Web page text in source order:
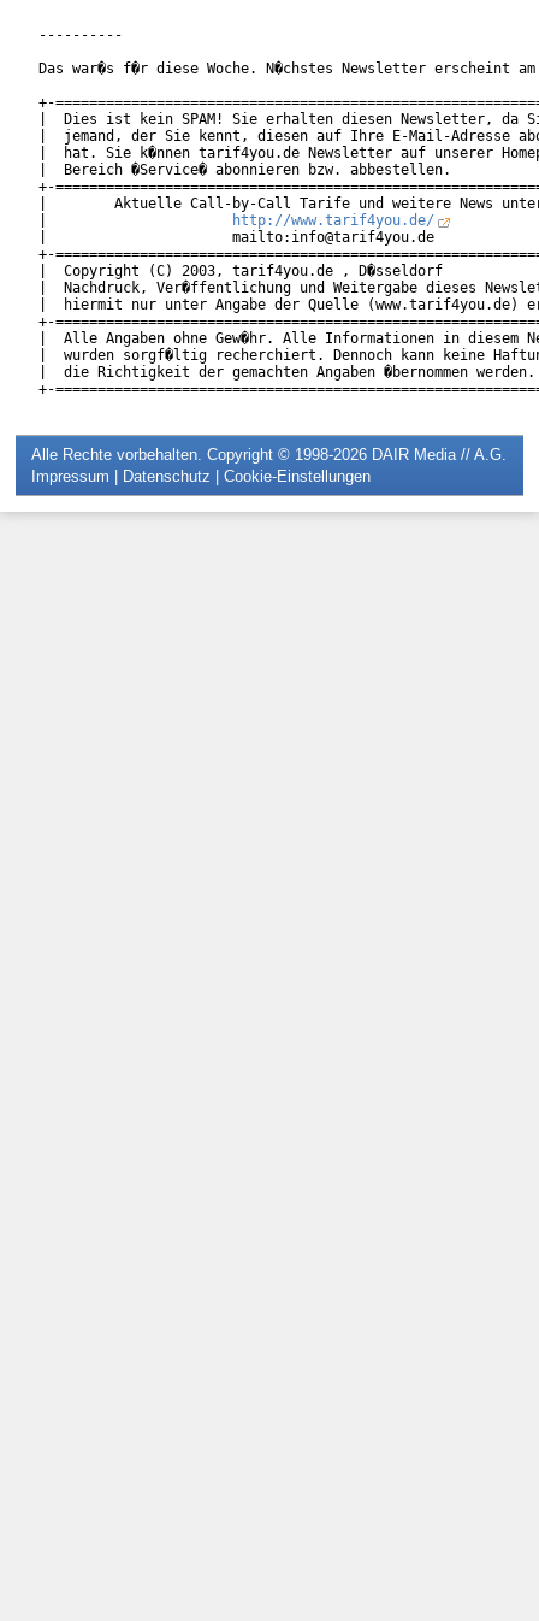
----------
Das war�s f�r diese Woche. N�chstes Newsletter erscheint
+-
|  Dies ist kein SPAM! Sie erhalten diesen Newsletter, da
|  jemand, der Sie kennt, diesen auf Ihre E-Mail-Adresse
|  hat. Sie k�nnen tarif4you.de Newsletter auf unserer
|  Bereich �Service� abonnieren bzw. abbestellen.
+-
|        Aktuelle Call-by-Call Tarife und weitere News
http://www.tarif4you.de/
|                      mailto:info@tarif4you.de
+-
|  Copyright (C) 2003, tarif4you.de , D�sseldorf
|  Nachdruck, Ver�ffentlichung und Weitergabe dieses
|  hiermit nur unter Angabe der Quelle
+-
|  Alle Angaben ohne Gew�hr. Alle Informationen in diesem
|  wurden sorgf�ltig recherchiert. Dennoch kann keine
|  die Richtigkeit der gemachten Angaben �bernommen
Alle Rechte vorbehalten. Copyright © 1998-2026 DAIR Media // A.G.
Impressum | Datenschutz | Cookie-Einstellungen